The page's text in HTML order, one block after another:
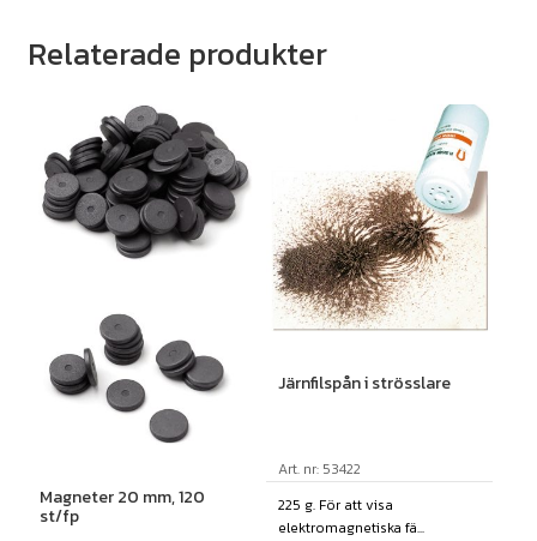
Relaterade produkter
Magneter 20 mm, 120
st/fp
Järnfilspån i strösslare
Art. nr: 53422
225 g. För att visa
elektromagnetiska fä...